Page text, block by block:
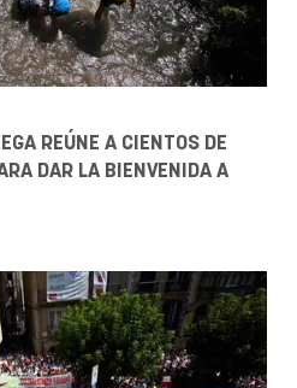
REÚNE A CIENTOS DE
DAR LA BIENVENIDA A